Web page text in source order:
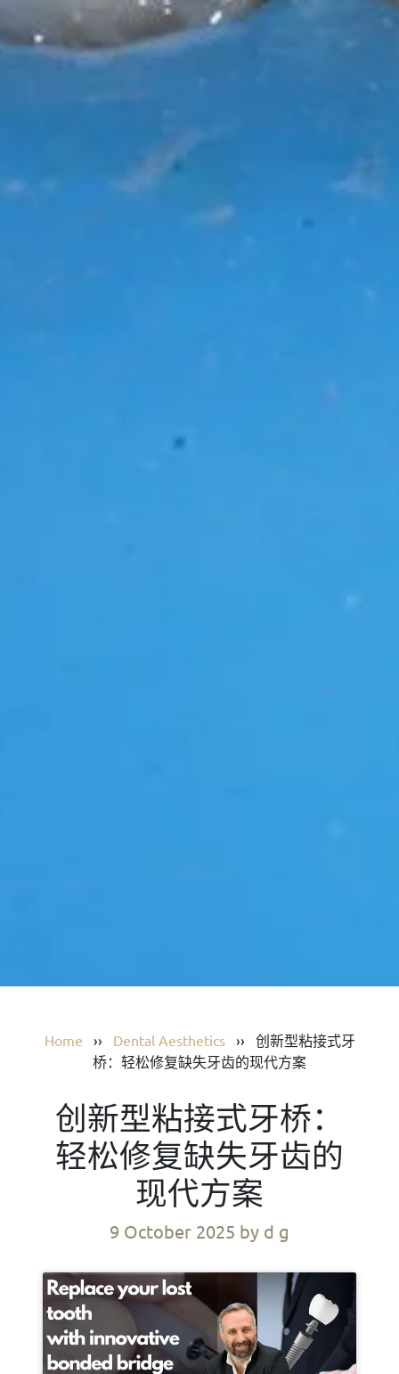
Home ›› Dental Aesthetics›› 创新型粘接式牙
桥：轻松修复缺失牙齿的现代方案
创新型粘接式牙桥：
轻松修复缺失牙齿的
现代方案
9 October 2025 by d g